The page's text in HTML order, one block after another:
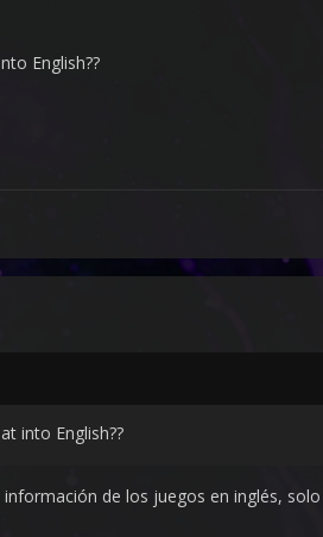
English??
into English??
de los juegos en inglés,